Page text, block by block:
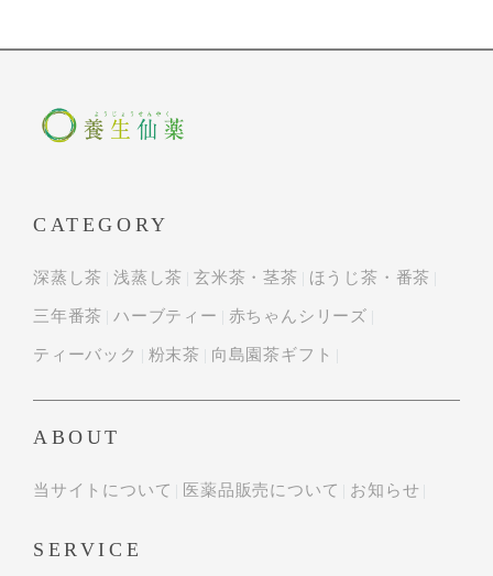
CATEGORY
深蒸し茶 浅蒸し茶 玄米茶・茎茶 ほうじ茶・番茶
三年番茶 ハーブティー 赤ちゃんシリーズ
ティーバック 粉末茶 向島園茶ギフト
ABOUT
当サイトについて 医薬品販売について お知らせ
SERVICE